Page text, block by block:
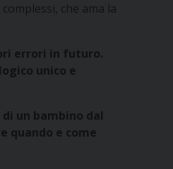
che ama la
errori in futuro.
unico e
un bambino dal
quando e come